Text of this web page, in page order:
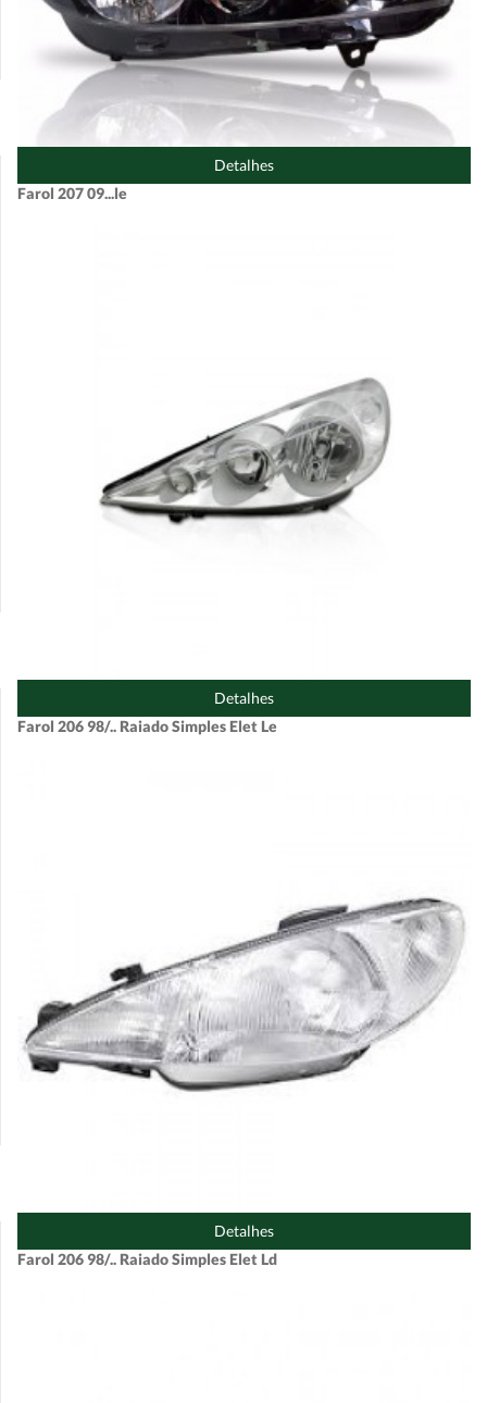
Detalhes
Farol 207 09...le
Detalhes
Farol 206 98/.. Raiado Simples Elet Le
Detalhes
Farol 206 98/.. Raiado Simples Elet Ld